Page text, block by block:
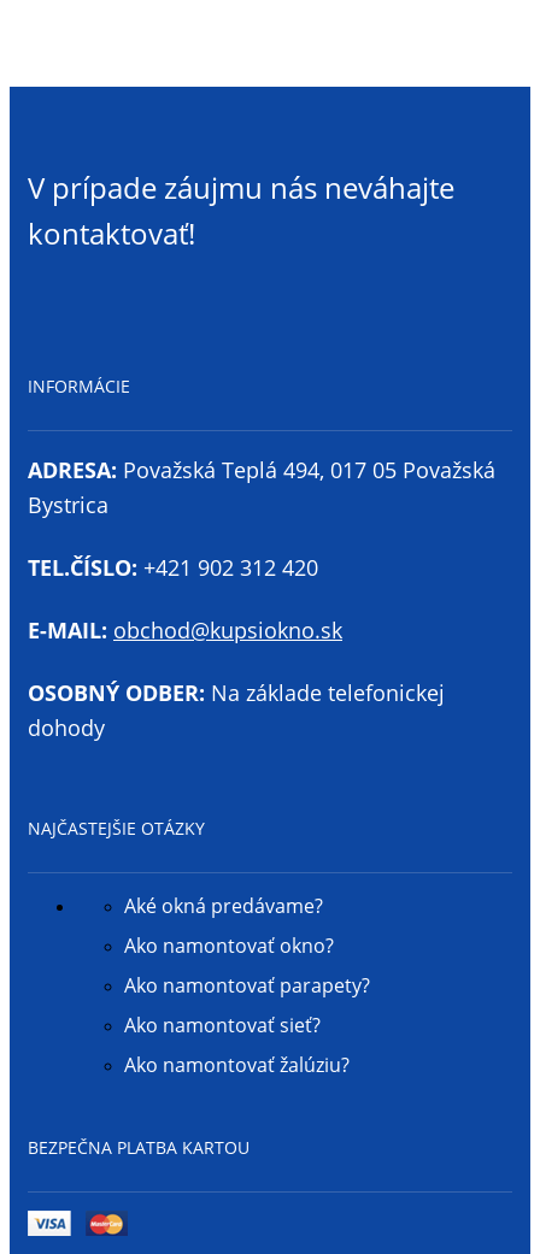
V prípade záujmu nás neváhajte
kontaktovať!
INFORMÁCIE
ADRESA: Považská Teplá 494, 017 05 Považská
Bystrica
TEL.ČÍSLO: +421 902 312 420
E-MAIL: obchod@kupsiokno.sk
OSOBNÝ ODBER: Na základe telefonickej
dohody
NAJČASTEJŠIE OTÁZKY
Aké okná predávame?
Ako namontovať okno?
Ako namontovať parapety?
Ako namontovať sieť?
Ako namontovať žalúziu?
BEZPEČNA PLATBA KARTOU